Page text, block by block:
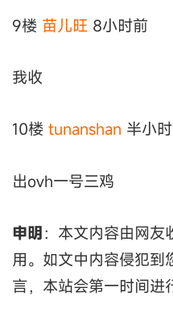
9楼 苗儿旺 8小时前
我收
10楼 tunanshan 半小
出ovh一号三鸡
申明：本文内容由网友
用。如文中内容侵犯到
言，本站会第一时间进